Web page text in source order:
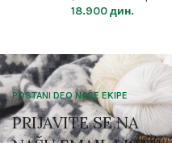
18.900дин.
POSTANI DEO NAŠE EKIPE
PRIJAVITE SE NA